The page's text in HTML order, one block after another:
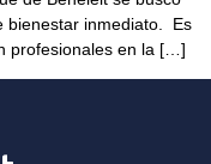
bienestar inmediato. Es
profesionales en la […]